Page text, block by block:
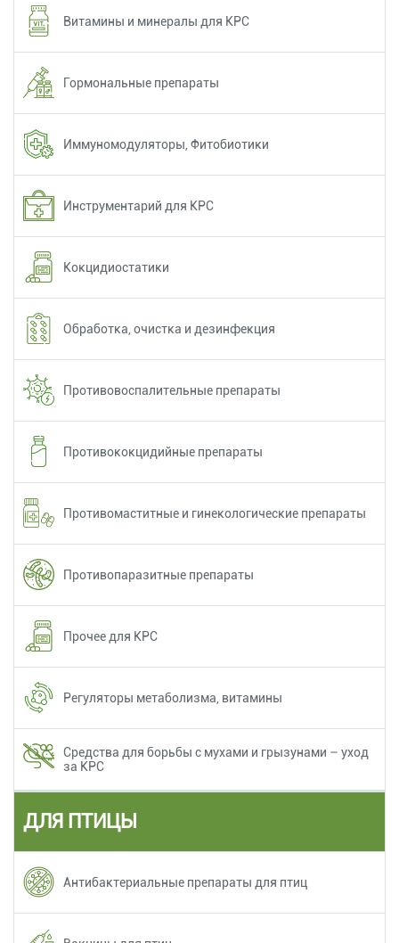
Витамины и минералы для КРС
Гормональные препараты
Иммуномодуляторы, Фитобиотики
Инструментарий для КРС
Кокцидиостатики
Обработка, очистка и дезинфекция
Противовоспалительные препараты
Противококцидийные препараты
Противомаститные и гинекологические препараты
Противопаразитные препараты
Прочее для КРС
Регуляторы метаболизма, витамины
Средства для борьбы с мухами и грызунами – уход
за КРС
ДЛЯ ПТИЦЫ
Антибактериальные препараты для птиц